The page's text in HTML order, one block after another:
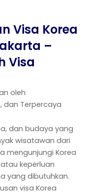
Visa Korea
–
Visa
oleh
dan Terpercaya
dan budaya yang
wisatawan dari
mengunjungi Korea
keperluan
yang dibutuhkan.
visa Korea